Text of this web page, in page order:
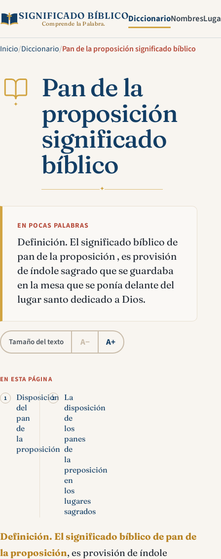
SIGNIFICADO BÍBLICO
Comprende la Palabra. DiccionarioNombres
Inicio/Diccionario/Pan de la proposición significado bíblico
✦
Pan de la
proposición
significado
bíblico
✦
EN POCAS PALABRAS
Definición. El significado bíblico de
pan de la proposición , es provisión
de índole sagrado que se guardaba
en la mesa que se ponía delante del
lugar santo dedicado a Dios.
Tamaño del texto A− A+
EN ESTA PÁGINA
Disposición
del
pan
de
la
proposición
La
disposición
de
los
panes
de
la
preposición
en
los
lugares
sagrados
Definición. El significado bíblico de pan de
la proposición, es provisión de índole